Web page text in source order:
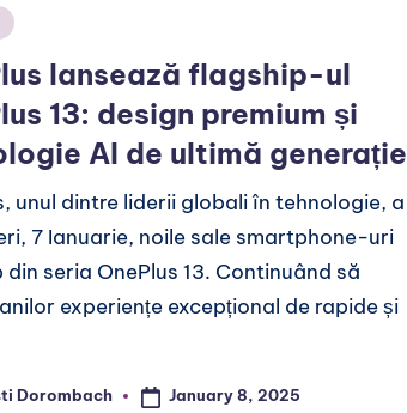
lansează flagship-ul
13: design premium și
AI de ultimă generație
unul dintre liderii globali în tehnologie, a
7 Ianuarie, noile sale smartphone-uri
seria OnePlus 13. Continuând să
experiențe excepțional de rapide și
Dorombach January 8, 2025